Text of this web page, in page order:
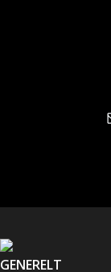
GENERELT